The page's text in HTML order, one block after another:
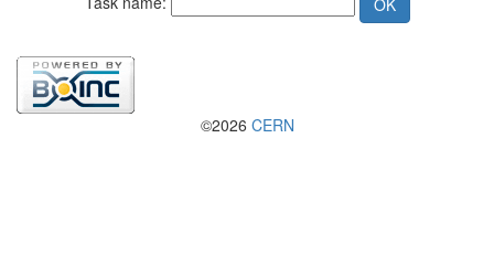
©2026 CERN